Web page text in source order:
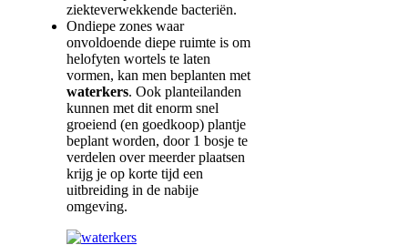
ziekteverwekkende bacteriën.
Ondiepe zones waar
onvoldoende diepe ruimte is om
helofyten wortels te laten
vormen, kan men beplanten met
waterkers. Ook planteilanden
kunnen met dit enorm snel
groeiend (en goedkoop) plantje
beplant worden, door 1 bosje te
verdelen over meerder plaatsen
krijg je op korte tijd een
uitbreiding in de nabije
omgeving.